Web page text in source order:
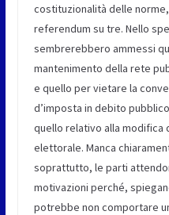
costituzionalità delle
referendum su tre. Nello
sembrerebbero ammessi
mantenimento della rete
e quello per vietare la
d’imposta in debito
quello relativo alla modifica
elettorale. Manca
soprattutto, le parti
motivazioni perché,
potrebbe non comportare